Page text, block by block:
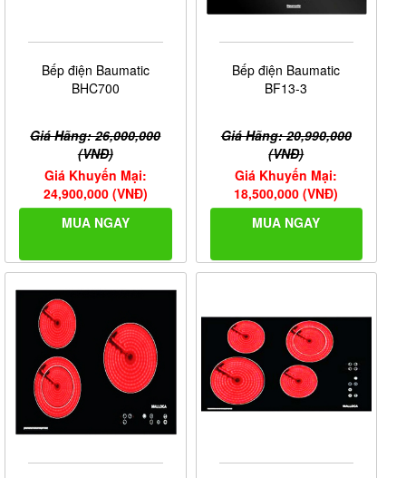
Bếp điện Baumatic
BHC700
Giá Hãng: 26,000,000
(VNĐ)
Giá Khuyến Mại:
24,900,000 (VNĐ)
MUA NGAY
Bếp điện Baumatic
BF13-3
Giá Hãng: 20,990,000
(VNĐ)
Giá Khuyến Mại:
18,500,000 (VNĐ)
MUA NGAY